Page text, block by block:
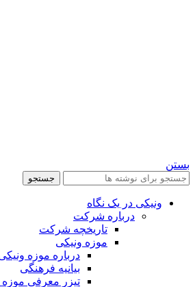
بستن
جستجو
ونیکی در یک نگاه
درباره شرکت
تاریخچه شرکت
موزه ونیکی
درباره موزه
بیانیه فرهنگی
تیزر معرفی موزه